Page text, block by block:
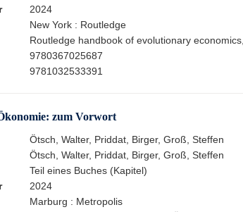
2024
New York : Routledge
Routledge handbook of evolutionary
9780367025687
9781032533391
zum Vorwort
Ötsch, Walter, Priddat, Birger, Groß, Steffen
Ötsch, Walter, Priddat, Birger, Groß, Steffen
Teil eines Buches (Kapitel)
2024
Marburg : Metropolis